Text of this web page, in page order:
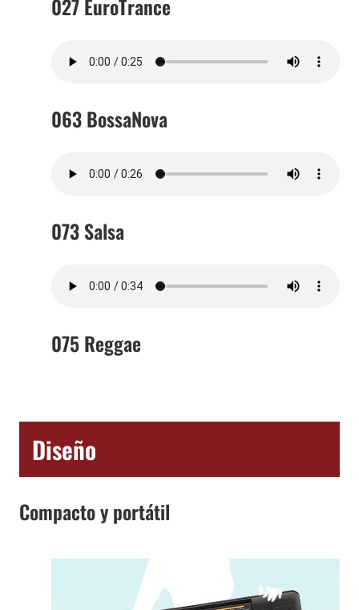
027 EuroTrance
063 BossaNova
073 Salsa
075 Reggae
Diseño
Compacto y portátil